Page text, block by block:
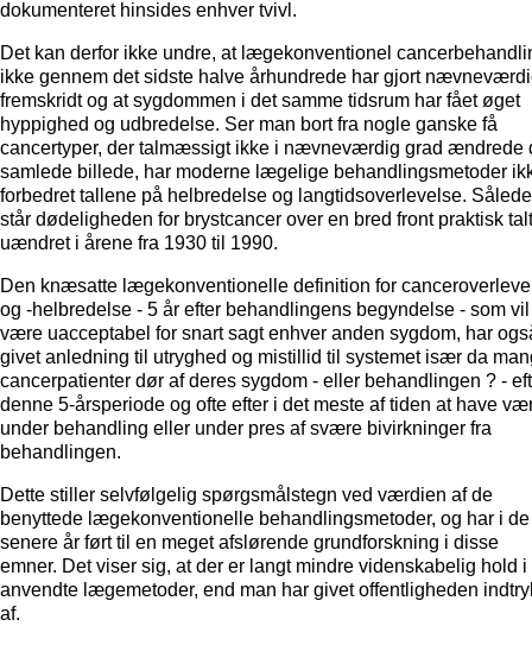
dokumenteret hinsides enhver tvivl.
Det kan derfor ikke undre, at lægekonventionel
ikke gennem det sidste halve århundrede har gjort
fremskridt og at sygdommen i det samme tidsrum har fået øget
hyppighed og udbredelse. Ser man bort fra nogle ganske få
cancertyper, der talmæssigt ikke i nævneværdig grad ændrede
samlede billede, har moderne lægelige behandlingsmetoder
forbedret tallene på helbredelse og langtidsoverlevelse.
står dødeligheden for brystcancer over en bred front praktisk talt
uændret i årene fra 1930 til 1990.
Den knæsatte lægekonventionelle definition for
og -helbredelse - 5 år efter behandlingens begyndelse - som vil
være uacceptabel for snart sagt enhver anden sygdom, har
givet anledning til utryghed og mistillid til systemet især da
cancerpatienter dør af deres sygdom - eller behandlingen ? -
denne 5-årsperiode og ofte efter i det meste af tiden at have
under behandling eller under pres af svære bivirkninger fra
behandlingen.
Dette stiller selvfølgelig spørgsmålstegn ved værdien af de
benyttede lægekonventionelle behandlingsmetoder, og har i de
senere år ført til en meget afslørende grundforskning i disse
emner. Det viser sig, at der er langt mindre videnskabelig hold i
anvendte lægemetoder, end man har givet offentligheden
af.